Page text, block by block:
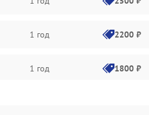
1 год 2200 ₽
1 год 1800 ₽